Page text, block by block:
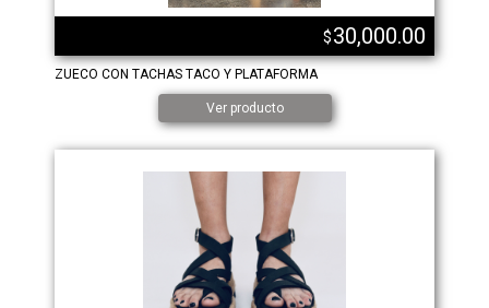
$30,000.00
ZUECO CON TACHAS TACO Y PLATAFORMA
Ver producto